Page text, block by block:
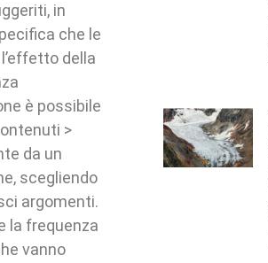
in
che le
della
è possibile
>
da un
scegliendo
argomenti.
la frequenza
vanno